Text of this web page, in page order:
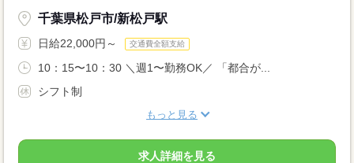
千葉県松戸市/新松戸駅
日給22,000円～ 交通費全額支給
10：15〜10：30 ＼週1〜勤務OK／ 「都合が...
シフト制
もっと見る
求人詳細を見る